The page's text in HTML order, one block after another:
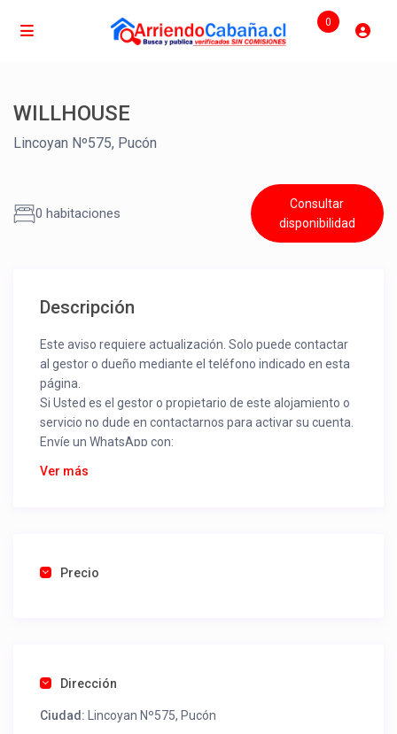
0
WILLHOUSE
Lincoyan Nº575, Pucón
0 habitaciones
Consultar
disponibilidad
Descripción
Este aviso requiere actualización. Solo puede contactar
al gestor o dueño mediante el teléfono indicado en esta
página.
Si Usted es el gestor o propietario de este alojamiento o
servicio no dude en contactarnos para activar su cuenta.
Envíe un WhatsApp con:
Nombre alojamiento o servicio
Una foto de cuenta de luz o agua o gas que acredite
como un profesional sin COMISIONES ni ESTAFAS.
Tel contacto propiedad:(56) 997090791
Ver más
Precio
Dirección
Ciudad:
Lincoyan Nº575, Pucón